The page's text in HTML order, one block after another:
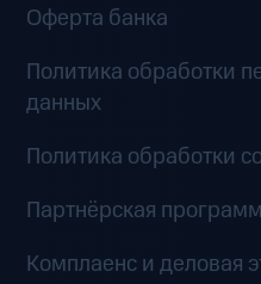
Оферта банка
Политика обработки
данных
Политика обработки
Партнёрская
Комплаенс и деловая